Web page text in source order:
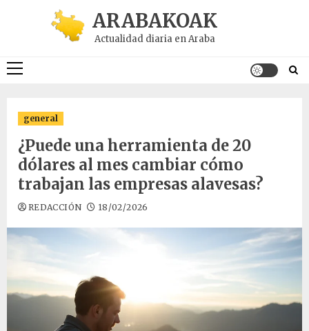
ARABAKOAK
Actualidad diaria en Araba
Menú
general
¿Puede una herramienta de 20
dólares al mes cambiar cómo
trabajan las empresas alavesas?
REDACCIÓN 18/02/2026